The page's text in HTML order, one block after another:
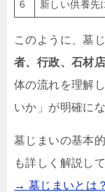
6 新しい供養先
このように、墓
者、行政、石材
体の流れを理解
いか」が明確に
墓じまいの基本
も詳しく解説し
→ 墓じまいとは